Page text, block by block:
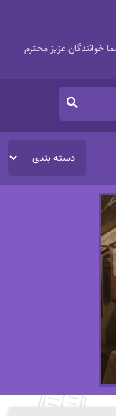
خوانندگان عزیز محترم